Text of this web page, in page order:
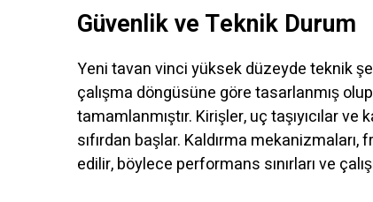
Güvenlik ve Teknik Durum
Yeni tavan vinci yüksek düzeyde teknik
çalışma döngüsüne göre tasarlanmış
tamamlanmıştır. Kirişler, uç taşıyıcılar
sıfırdan başlar. Kaldırma
edilir, böylece performans sınırları ve